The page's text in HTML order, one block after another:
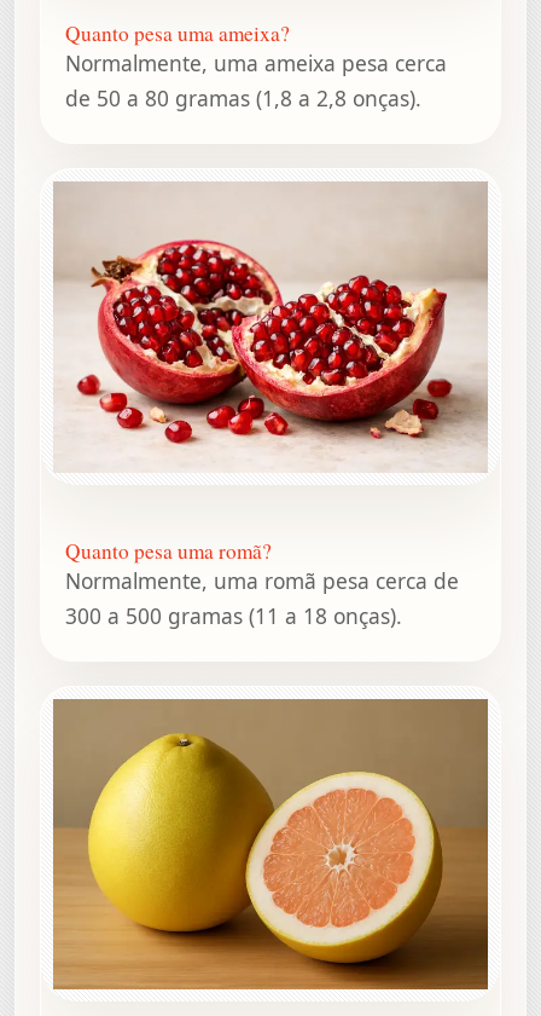
Quanto pesa uma ameixa?
Normalmente, uma ameixa pesa cerca
de 50 a 80 gramas (1,8 a 2,8 onças).
Quanto pesa uma romã?
Normalmente, uma romã pesa cerca de
300 a 500 gramas (11 a 18 onças).